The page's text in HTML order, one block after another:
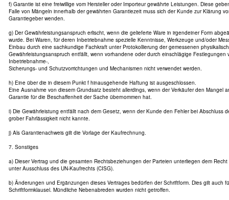
f) Garantie ist eine freiwillige vom Hersteller oder Importeur gewährte Leistungen. Diese
Falle von Mängeln innerhalb der gewährten Garantiezeit muss sich der Kunde zur Klärung
Garantiegeber wenden.
g) Der Gewährleistungsanspruch erlischt, wenn die gelieferte Ware in irgendeiner Form
wurde. Bei Waren, für deren Inbetriebnahme spezielle Kenntnisse, Werkzeuge und/oder
Einbau durch eine sachkundige Fachkraft unter Protokollierung der gemessenen
Gewährleistungsanspruch entfällt, wenn vorhandene oder durch einschlägige Festlegungen
Inbetriebnahme-,
Sicherungs- und Schutzvorrichtungen und Mechanismen nicht verwendet werden.
h) Eine über die in diesem Punkt f hinausgehende Haftung ist ausgeschlossen.
Eine Ausnahme von diesem Grundsatz besteht allerdings, wenn der Verkäufer den Mangel
Garantie für die Beschaffenheit der Sache übernommen hat.
i) Die Gewährleistung entfällt nach dem Gesetz, wenn der Kunde den Fehler bei Abschluss
grober Fahrlässigkeit nicht kannte.
j) Als Garantienachweis gilt die Vorlage der Kaufrechnung.
7. Sonstiges
a) Dieser Vertrag und die gesamten Rechtsbeziehungen der Parteien unterliegen dem
unter Ausschluss des UN-Kaufrechts (CISG).
b) Änderungen und Ergänzungen dieses Vertrages bedürfen der Schriftform. Dies gilt auch
Schriftformklausel. Mündliche Nebenabreden wurden nicht getroffen.